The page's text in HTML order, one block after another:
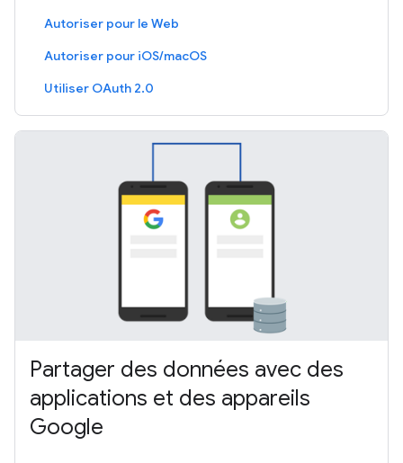
Autoriser pour le Web
Autoriser pour iOS/macOS
Utiliser OAuth 2.0
Partager des données avec des
applications et des appareils
Google